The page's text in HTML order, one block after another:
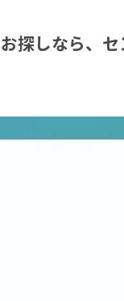
探しなら、